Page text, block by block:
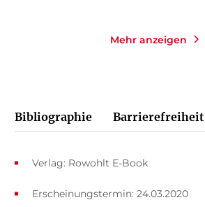
Mehr anzeigen
Bibliographie Barrierefreiheit
Verlag: Rowohlt E-Book
Erscheinungstermin: 24.03.2020